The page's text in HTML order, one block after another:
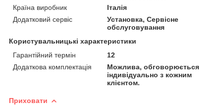
Країна виробник
Італія
Додатковий сервіс
Установка, Сервісне
обслуговування
Користувальницькі характеристики
Гарантійний термін
12
Додаткова комплектація
Можлива, обговорюється
індивідуально з кожним
клієнтом.
Приховати